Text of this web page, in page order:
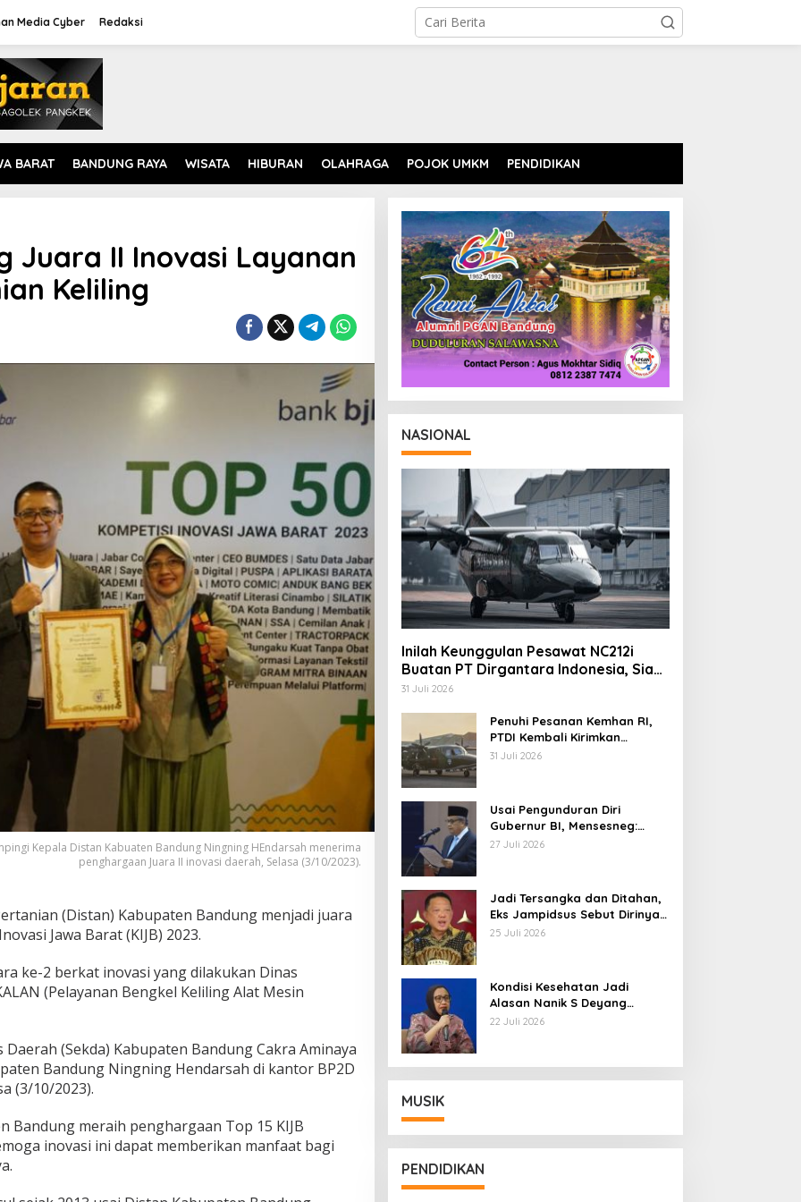
Media Cyber Redaksi
BARAT BANDUNG RAYA WISATA HIBURAN OLAHRAGA POJOK UMKM PENDIDIKAN
Juara II Inovasi Layanan
Keliling
Kepala Distan Kabuaten Bandung Ningning HEndarsah menerima
penghargaan Juara II inovasi daerah, Selasa (3/10/2023).
(Distan) Kabupaten Bandung menjadi juara
Jawa Barat (KIJB) 2023.
ke-2 berkat inovasi yang dilakukan Dinas
(Pelayanan Bengkel Keliling Alat Mesin
(Sekda) Kabupaten Bandung Cakra Aminaya
Bandung Ningning Hendarsah di kantor BP2D
(3/10/2023).
Bandung meraih penghargaan Top 15 KIJB
inovasi ini dapat memberikan manfaat bagi
NASIONAL
Inilah Keunggulan Pesawat NC212i
Buatan PT Dirgantara Indonesia, Siap
Dukung Berbagai Operasi TNI
31 Juli 2026
Penuhi Pesanan Kemhan RI,
PTDI Kembali Kirimkan
Pesawat NC212i ke Pangkalan
31 Juli 2026
Usai Pengunduran Diri
Gubernur BI, Mensesneg:
Segera Terbit Keppres
27 Juli 2026
Jadi Tersangka dan Ditahan,
Eks Jampidsus Sebut Dirinya
Korban Kriminalisasi
25 Juli 2026
Kondisi Kesehatan Jadi
Alasan Nanik S Deyang
Mundur dari BGN, Prabowo
22 Juli 2026
MUSIK
PENDIDIKAN